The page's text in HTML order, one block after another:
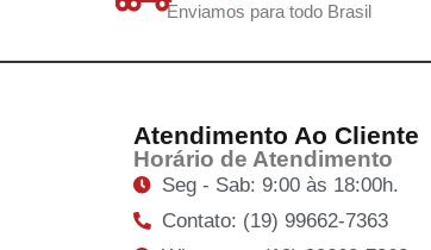
Enviamos para todo Brasil
Atendimento Ao Cliente
Horário de Atendimento
Seg - Sab: 9:00 às 18:00h.
Contato: (19) 99662-7363